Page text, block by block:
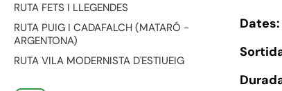
RUTA FETS I LLEGENDES
RUTA PUIG I CADAFALCH (MATARÓ -
ARGENTONA)
RUTA VILA MODERNISTA D'ESTIUEIG
Dates: